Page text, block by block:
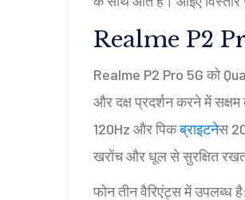
Realme P2 Pro
Realme P2 Pro 5G को
और दक्ष प्रदर्शन करने में
120Hz और पिकब्राइटनेस
खरोंच और धूल से सुरक्षित
फोन तीन वैरिएंट्स में उपलब्ध